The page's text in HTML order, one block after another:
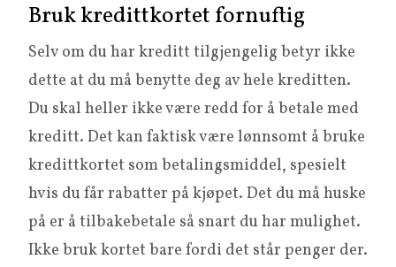
Bruk kredittkortet fornuftig
Selv om du har kreditt tilgjengelig betyr ikke
dette at du må benytte deg av hele kreditten.
Du skal heller ikke være redd for å betale med
kreditt. Det kan faktisk være lønnsomt å bruke
kredittkortet som betalingsmiddel, spesielt
hvis du får rabatter på kjøpet. Det du må huske
på er å tilbakebetale så snart du har mulighet.
Ikke bruk kortet bare fordi det står penger der.